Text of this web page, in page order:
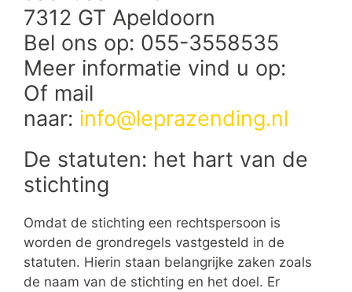
7312 GT Apeldoorn
Bel ons op: 055-3558535
Meer informatie vind u op:
Of mail
naar: info@leprazending.nl
De statuten: het hart van de
stichting
Omdat de stichting een rechtspersoon is
worden de grondregels vastgesteld in de
statuten. Hierin staan belangrijke zaken zoals
de naam van de stichting en het doel. Er